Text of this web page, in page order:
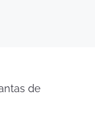
de